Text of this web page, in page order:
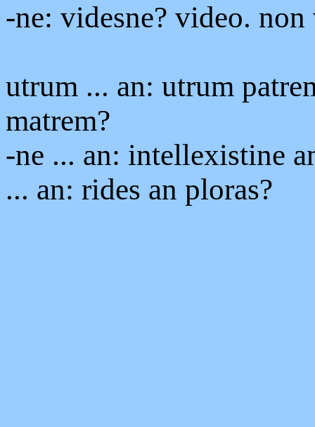
-ne: videsne? video.
utrum ... an: utrum
matrem?
-ne ... an: intellexistine
... an: rides an ploras?